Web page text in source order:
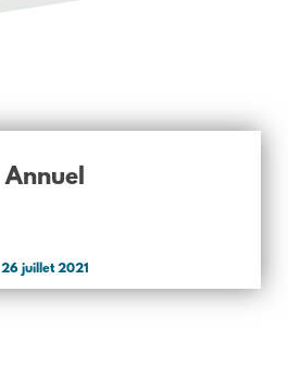
Annuel
26 juillet 2021